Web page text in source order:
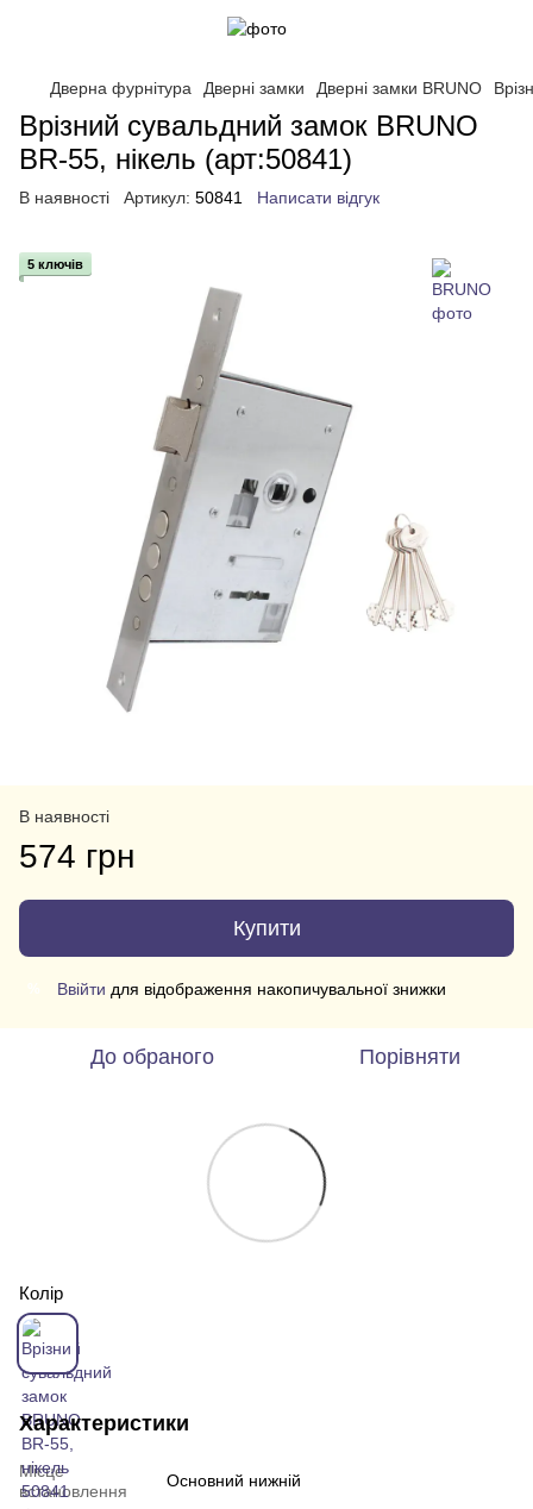
Дверна фурнітура Дверні замки Дверні замки BRUNO
Врізний сувальдний замок BRUNO
BR-55, нікель (арт:50841)
В наявності Артикул: 50841 Написати відгук
5 ключів
В наявності
574 грн
Купити
Ввійти для відображення накопичувальної знижки
До обраного Порівняти
Колір
Характеристики
Місце
встановлення
Основний нижній